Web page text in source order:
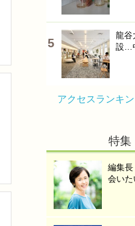
龍谷
設…
アクセスランキ
特集
編集長
会いた